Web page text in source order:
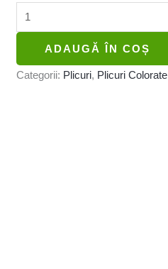
ADAUGĂ ÎN COȘ
Categorii: Plicuri, Plicuri Colorate